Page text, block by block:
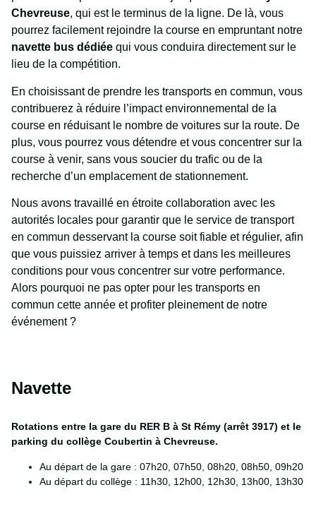
Chevreuse, qui est le terminus de la ligne. De là, vous
pourrez facilement rejoindre la course en empruntant notre
navette bus dédiée qui vous conduira directement sur le
lieu de la compétition.
En choisissant de prendre les transports en commun, vous
contribuerez à réduire l’impact environnemental de la
course en réduisant le nombre de voitures sur la route. De
plus, vous pourrez vous détendre et vous concentrer sur la
course à venir, sans vous soucier du trafic ou de la
recherche d’un emplacement de stationnement.
Nous avons travaillé en étroite collaboration avec les
autorités locales pour garantir que le service de transport
en commun desservant la course soit fiable et régulier, afin
que vous puissiez arriver à temps et dans les meilleures
conditions pour vous concentrer sur votre performance.
Alors pourquoi ne pas opter pour les transports en
commun cette année et profiter pleinement de notre
événement ?
Navette
Rotations entre la gare du RER B à St Rémy (arrêt 3917) et le
parking du collège Coubertin à Chevreuse.
Au départ de la gare : 07h20, 07h50, 08h20, 08h50, 09h20
Au départ du collège : 11h30, 12h00, 12h30, 13h00, 13h30